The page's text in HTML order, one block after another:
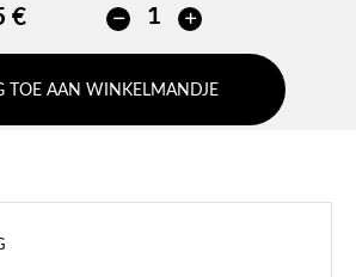
€
TOE AAN WINKELMANDJE